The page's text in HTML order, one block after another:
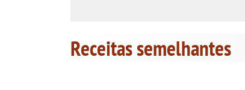
Receitas semelhantes